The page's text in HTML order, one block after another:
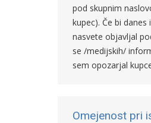
pod skupnim
kupec). Če bi
nasvete objavljal
se /medijskih/
sem opozarjal
Omejenost pri